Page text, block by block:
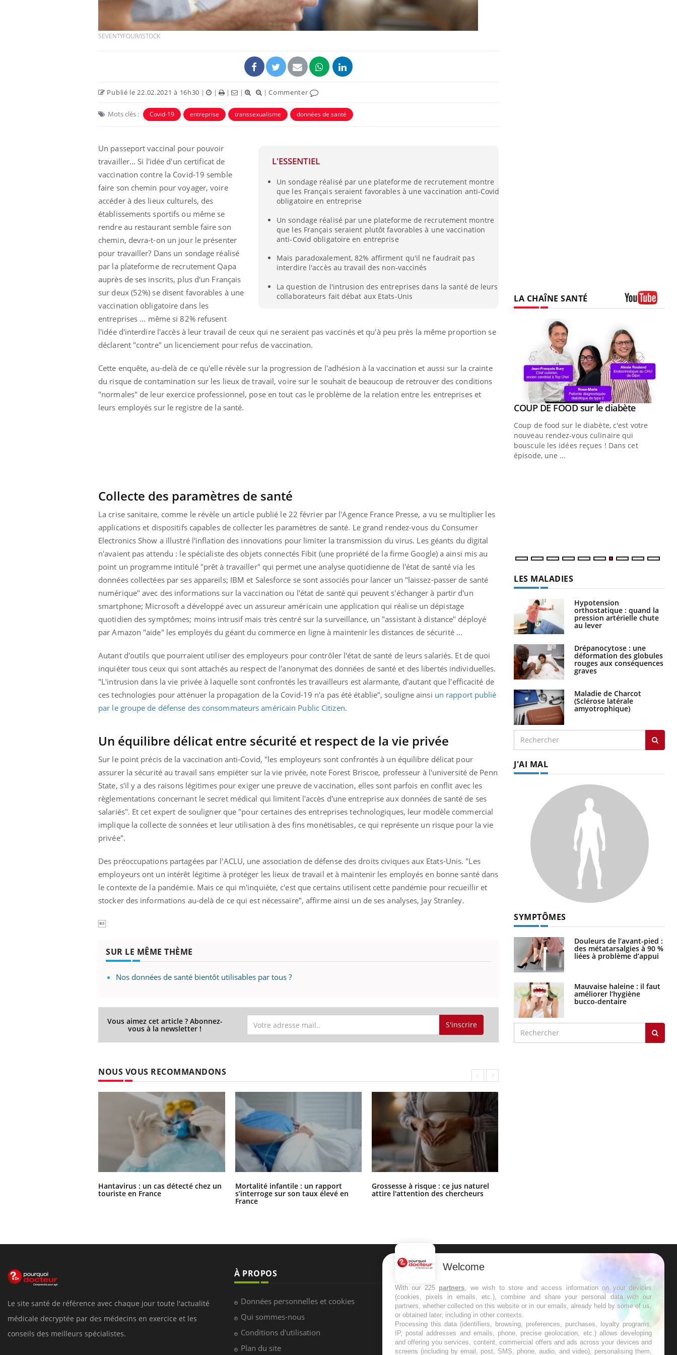
SEVENTYFOUR/ISTOCK
Publié le 22.02.2021 à 16h30 | | | | |Commenter
Mots clés : Covid-19 entreprise transsexualisme données de santé
L'ESSENTIEL
Un sondage réalisé par une plateforme de recrutement montre
que les Français seraient favorables à une vaccination anti-Covid
obligatoire en entreprise
Un sondage réalisé par une plateforme de recrutement montre
que les Français seraient plutôt favorables à une vaccination
anti-Covid obligatoire en entreprise
Mais paradoxalement, 82% affirment qu'il ne faudrait pas
interdire l'accès au travail des non-vaccinés
La question de l'intrusion des entreprises dans la santé de leurs
collaborateurs fait débat aux Etats-Unis
Un passeport vaccinal pour pouvoir
travailler... Si l'idée d'un certificat de
vaccination contre la Covid-19 semble
faire son chemin pour voyager, voire
accéder à des lieux culturels, des
établissements sportifs ou même se
rendre au restaurant semble faire son
chemin, devra-t-on un jour le présenter
pour travailler? Dans un sondage réalisé
par la plateforme de recrutement Qapa
auprès de ses inscrits, plus d'un Français
sur deux (52%) se disent favorables à une
vaccination obligatoire dans les
entreprises ... même si 82% refusent
l'idée d'interdire l'accès à leur travail de ceux qui ne seraient pas vaccinés et qu'à peu près la même proportion se
déclarent "contre" un licenciement pour refus de vaccination.
Cette enquête, au-delà de ce qu'elle révèle sur la progression de l'adhésion à la vaccination et aussi sur la crainte
du risque de contamination sur les lieux de travail, voire sur le souhait de beaucoup de retrouver des conditions
"normales" de leur exercice professionnel, pose en tout cas le problème de la relation entre les entreprises et
leurs employés sur le registre de la santé.
Collecte des paramètres de santé
La crise sanitaire, comme le révèle un article publié le 22 février par l'Agence France Presse, a vu se multiplier les
applications et dispositifs capables de collecter les paramètres de santé. Le grand rendez-vous du Consumer
Electronics Show a illustré l'inflation des innovations pour limiter la transmission du virus. Les géants du digital
n'avaient pas attendu : le spécialiste des objets connectés Fibit (une propriété de la firme Google) a ainsi mis au
point un programme intitulé "prêt à travailler" qui permet une analyse quotidienne de l'état de santé via les
données collectées par ses appareils; IBM et Salesforce se sont associés pour lancer un "laissez-passer de santé
numérique" avec des informations sur la vaccination ou l'état de santé qui peuvent s'échanger à partir d'un
smartphone; Microsoft a développé avec un assureur américain une application qui réalise un dépistage
quotidien des symptômes; moins intrusif mais très centré sur la surveillance, un "assistant à distance" déployé
par Amazon "aide" les employés du géant du commerce en ligne à maintenir les distances de sécurité ...
Autant d'outils que pourraient utiliser des employeurs pour contrôler l'état de santé de leurs salariés. Et de quoi
inquiéter tous ceux qui sont attachés au respect de l'anonymat des données de santé et des libertés individuelles.
"L'intrusion dans la vie privée à laquelle sont confrontés les travailleurs est alarmante, d'autant que l'efficacité de
ces technologies pour atténuer la propagation de la Covid-19 n'a pas été établie", souligne ainsi un rapport publié
par le groupe de défense des consommateurs américain Public Citizen.
Un équilibre délicat entre sécurité et respect de la vie privée
Sur le point précis de la vaccination anti-Covid, "les employeurs sont confrontés à un équilibre délicat pour
assurer la sécurité au travail sans empiéter sur la vie privée, note Forest Briscoe, professeur à l'université de Penn
State, s'il y a des raisons légitimes pour exiger une preuve de vaccination, elles sont parfois en conflit avec les
règlementations concernant le secret médical qui limitent l'accès d'une entreprise aux données de santé de ses
salariés". Et cet expert de souligner que "pour certaines des entreprises technologiques, leur modèle commercial
implique la collecte de sonnées et leur utilisation à des fins monétisables, ce qui représente un risque pour la vie
privée".
Des préoccupations partagées par l'ACLU, une association de défense des droits civiques aux Etats-Unis. "Les
employeurs ont un intérêt légitime à protéger les lieux de travail et à maintenir les employés en bonne santé dans
le contexte de la pandémie. Mais ce qui m'inquiète, c'est que certains utilisent cette pandémie pour recueillir et
stocker des informations au-delà de ce qui est nécessaire", affirme ainsi un de ses analyses, Jay Stranley.

SUR LE MÊME THÈME
Nos données de santé bientôt utilisables par tous ?
Vous aimez cet article ? Abonnez-
vous à la newsletter ! S'inscrire
NOUS VOUS RECOMMANDONS
Hantavirus : un cas détecté chez un
touriste en France
Mortalité infantile : un rapport
s’interroge sur son taux élevé en
France
Grossesse à risque : ce jus naturel
attire l'attention des chercheurs
LA CHAÎNE SANTÉ
Diabète & Ramadan 2026Youtube Youtube
Un « jumeau numérique » pour Youtube
COUP DE FOOD sur le diabèteYoutube
Coup de food sur le diabète, c'est votre
nouveau rendez-vous culinaire qui
bouscule les idées reçues ! Dans cet
épisode, une ...
LES MALADIES
Hypotension
orthostatique : quand la
pression artérielle chute
au lever
Drépanocytose : une
déformation des globules
rouges aux conséquences
graves
Maladie de Charcot
(Sclérose latérale
amyotrophique)
J'AI MAL
SYMPTÔMES
Douleurs de l’avant-pied :
des métatarsalgies à 90 %
liées à problème d’appui
Mauvaise haleine : il faut
améliorer l’hygiène
bucco-dentaire
Le site santé de référence avec chaque jour toute l'actualité
médicale decryptée par des médecins en exercice et les
conseils des meilleurs spécialistes.
À PROPOS
Données personnelles et cookies
Qui sommes-nous
Conditions d'utilisation
Plan du site
NEWSLETTER
Recevez toutes les semaines les meilleures
infos santé
Welcome
With our 225 partners, we wish to store and access information on your devices
(cookies, pixels in emails, etc.), combine and share your personal data with our
partners, whether collected on this website or in our emails, already held by some of us,
or obtained later, including in other contexts.
Processing this data (identifiers, browsing, preferences, purchases, loyalty programs,
IP, postal addresses and emails, phone, precise geolocation, etc.) allows developing
and offering you services, content, commercial offers and ads across your devices and
screens (including by email, post, SMS, phone, audio, and video), personalising them,